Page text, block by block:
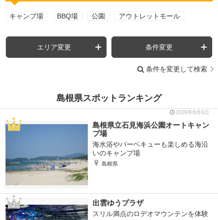
キャンプ場 BBQ場 公園 アウトレットモール
エリア変更 条件変更
条件を変更して検索
島根県スポットランキング
2026年8月6日
島根県立石見海浜公園オートキャン
プ場
海水浴やバーベキューも楽しめる海沿
いのキャンプ場
島根県
出雲ゆうプラザ
スリル満点のロデオマウンテンを体験